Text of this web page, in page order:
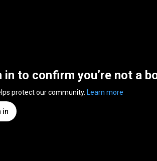
in to confirm you’re not a
protect our community. Learn more
in